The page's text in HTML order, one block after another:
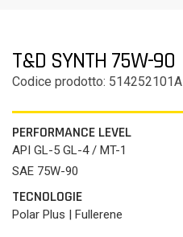
T&D SYNTH 75W-90
Codice prodotto: 514252101A
PERFORMANCE LEVEL
API GL-5 GL-4 / MT-1
SAE 75W-90
TECNOLOGIE
Polar Plus | Fullerene